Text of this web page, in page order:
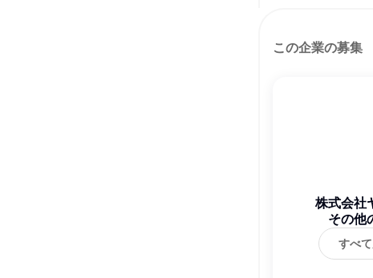
この企業の募集
株式会社
その他
すべ